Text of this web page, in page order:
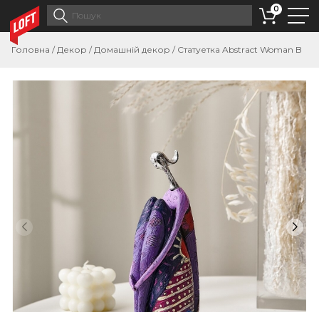
0
Головна /Декор /Домашній декор / Статуетка Abstract Woman B